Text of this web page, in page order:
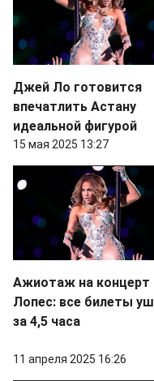
Джей Ло готовится
впечатлить Астану
идеальной фигурой
15 мая 2025 13:27
Ажиотаж на концерт
Лопес: все билеты
за 4,5 часа
11 апреля 2025 16:26